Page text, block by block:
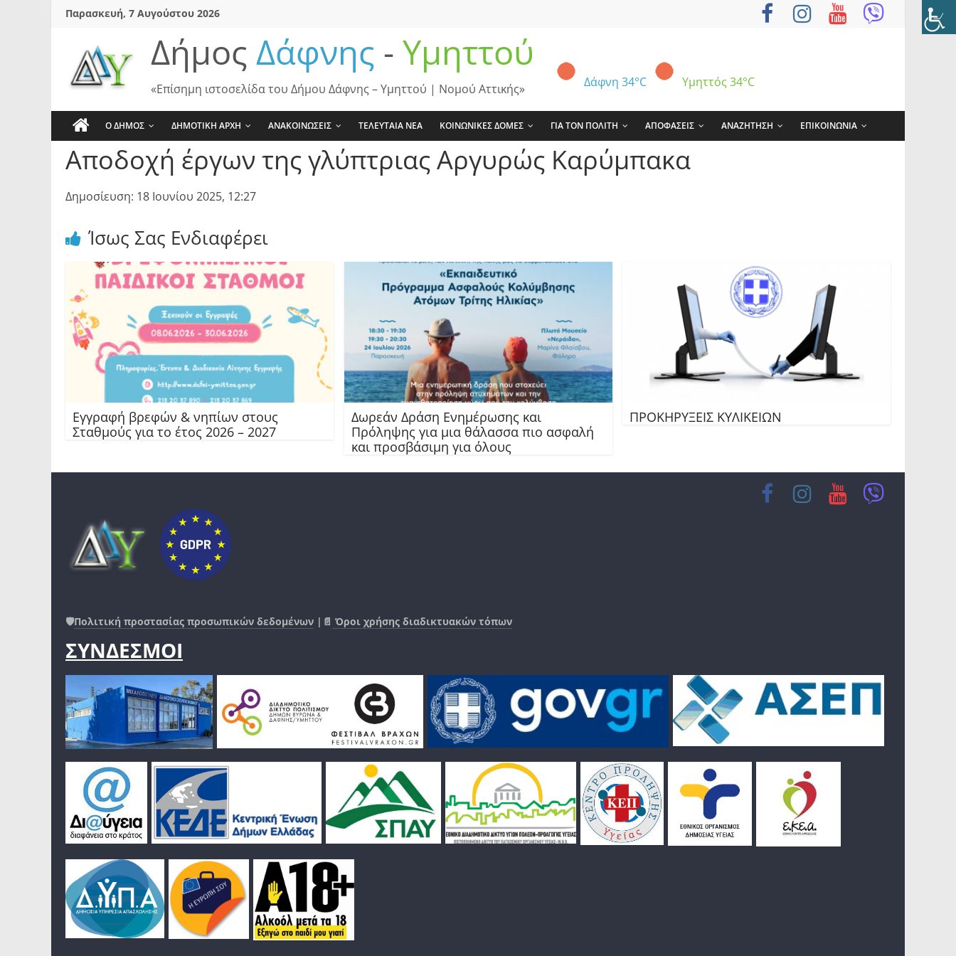
SkipΠαρασκευή, 7 Αυγούστου 2026
Δήμος Δάφνης - Υμηττού
Δάφνη 34°C Υμηττός 34°C
«Επίσημη ιστοσελίδα του Δήμου Δάφνης – Υμηττού | Νομού Αττικής»
Ο ΔΗΜΟΣ ΔΗΜΟΤΙΚΗ ΑΡΧΗ ΑΝΑΚΟΙΝΩΣΕΙΣ ΤΕΛΕΥΤΑΙΑ ΝΕΑ ΚΟΙΝΩΝΙΚΕΣ ΔΟΜΕΣ ΓΙΑ ΤΟΝ ΠΟΛΙΤΗ ΑΠΟΦΑΣΕΙΣ ΑΝΑΖΗΤΗΣΗ ΕΠΙΚΟΙΝΩΝΙΑ
Αποδοχή έργων της γλύπτριας Αργυρώς Καρύμπακα
Δημοσίευση: 18 Ιουνίου 2025, 12:27
Ίσως Σας Ενδιαφέρει
Εγγραφή βρεφών & νηπίων στους
Σταθμούς για το έτος 2026 – 2027
Δωρεάν Δράση Ενημέρωσης και
Πρόληψης για μια θάλασσα πιο ασφαλή
και προσβάσιμη για όλους
ΠΡΟΚΗΡΥΞΕΙΣ ΚΥΛΙΚΕΙΩΝ
🛡️Πολιτική προστασίας προσωπικών δεδομένων |📄 Όροι χρήσης διαδικτυακών τόπων
ΣΥΝΔΕΣΜΟΙ